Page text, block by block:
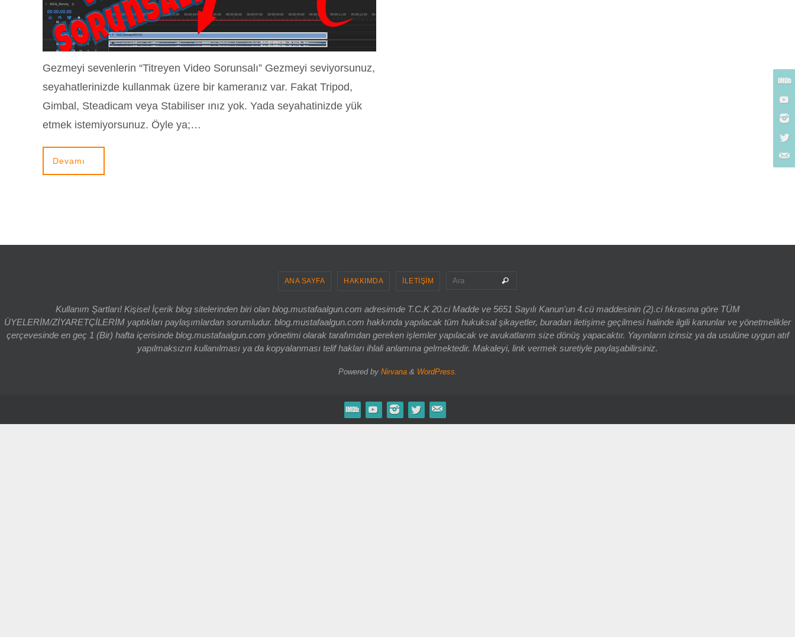
Gezmeyi sevenlerin “Titreyen Video Sorunsalı” Gezmeyi seviyorsunuz,
seyahatlerinizde kullanmak üzere bir kameranız var. Fakat Tripod,
Gimbal, Steadicam veya Stabiliser ınız yok. Yada seyahatinizde yük
etmek istemiyorsunuz. Öyle ya;…
Devamı
ANA SAYFA HAKKIMDA İLETİŞİM Ara
Kullanım Şartları! Kişisel İçerik blog sitelerinden biri olan blog.mustafaalgun.com adresimde T.C.K 20.ci Madde ve 5651 Sayılı Kanun'un 4.cü maddesinin (2).ci fıkrasına göre TÜM
ÜYELERİM/ZİYARETÇİLERİM yaptıkları paylaşımlardan sorumludur. blog.mustafaalgun.com hakkında yapılacak tüm hukuksal şikayetler, buradan iletişime geçilmesi halinde ilgili kanunlar ve yönetmelikler
çerçevesinde en geç 1 (Bir) hafta içerisinde blog.mustafaalgun.com yönetimi olarak tarafımdan gereken işlemler yapılacak ve avukatlarım size dönüş yapacaktır. Yayınların izinsiz ya da usulüne uygun atıf
yapılmaksızın kullanılması ya da kopyalanması telif hakları ihlali anlamına gelmektedir. Makaleyi, link vermek suretiyle paylaşabilirsiniz.
Powered by Nirvana& WordPress.